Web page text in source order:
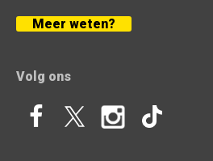
Meer weten?
Volg ons